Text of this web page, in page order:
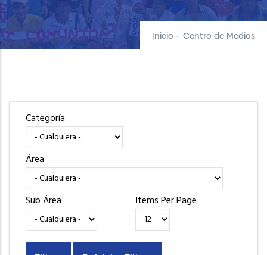
Inicio - Centro de Medios
Categoría
Área
Sub Área Items Per Page